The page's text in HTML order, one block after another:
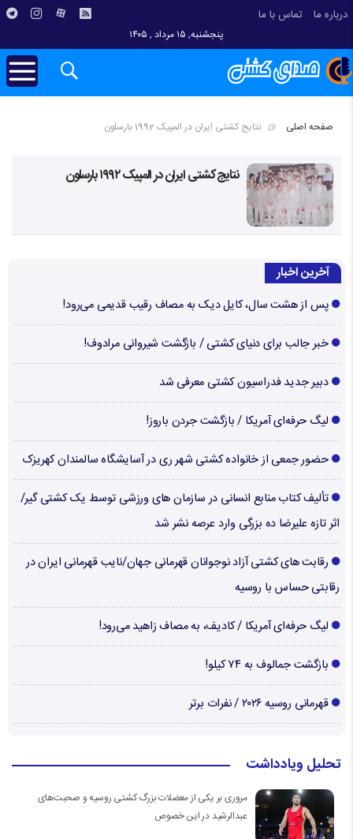
درباره ما تماس با ما
پنجشنبه, ۱۵ مرداد , ۱۴۰۵
صفحه اصلی نتایج کشتی ایران در المپیک 1992 بارسلون
نتایج کشتی ایران در المپیک ۱۹۹۲ بارسلون
آخرین اخبار
پس از هشت سال، کایل دیک به مصاف رقیب قدیمی می‌رود!
خبر جالب برای دنیای کشتی / بازگشت شیروانی مرادوف!
دبیر جدید فدراسیون کشتی معرفی شد
لیگ حرفه‌ای آمریکا / بازگشت جردن باروز!
حضور جمعی از خانواده کشتی شهر ری در آسایشگاه سالمندان کهریزک
تألیف کتاب منابع انسانی در سازمان های ورزشی توسط یک کشتی گیر/
اثر تازه علیرضا ده بزرگی وارد عرصه نشر شد
رقابت های کشتی آزاد نوجوانان قهرمانی جهان/نایب قهرمانی ایران در
رقابتی حساس با روسیه
لیگ حرفه‌ای آمریکا / کادیف، به مصاف زاهید می‌رود!
بازگشت جمالوف به ۷۴ کیلو!
قهرمانی روسیه ۲۰۲۶ / نفرات برتر
تحلیل ویادداشت
مروری بر یکی از معضلات بزرگ کشتی روسیه و صحبت‌های
عبدالرشید در این خصوص